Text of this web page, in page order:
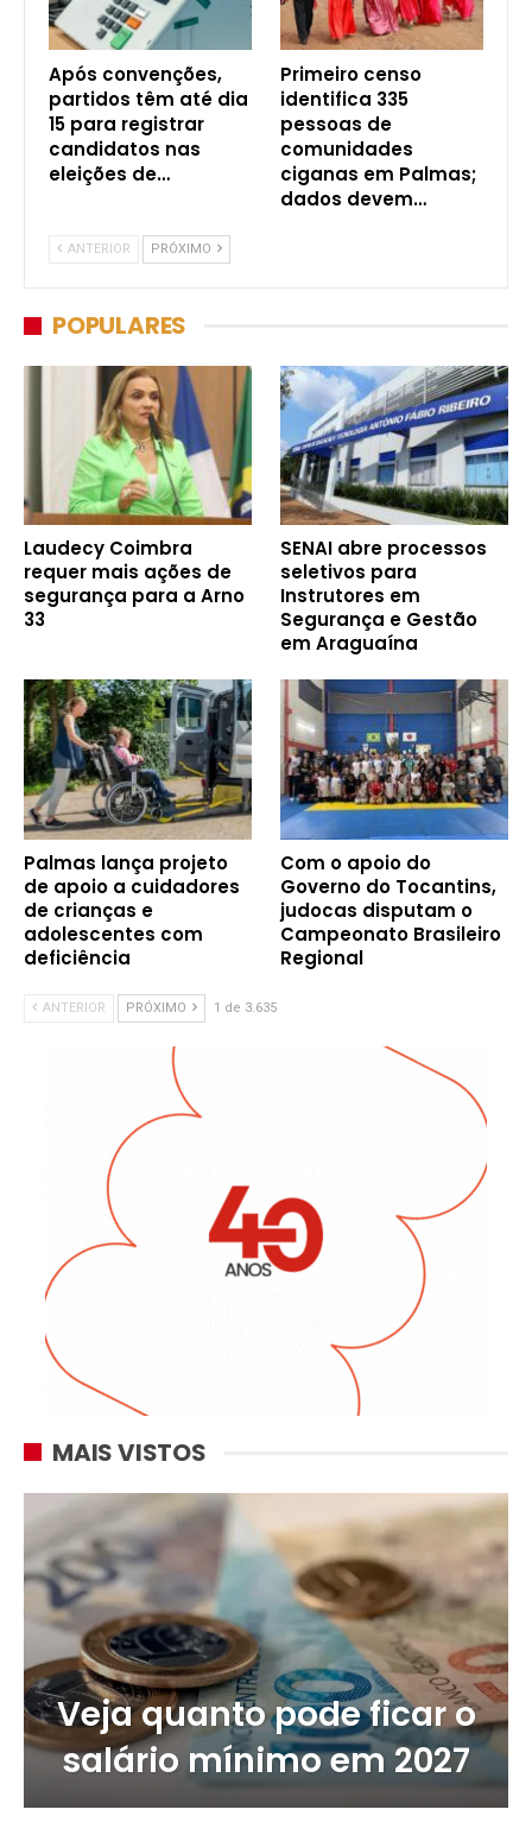
Após convenções,
partidos têm até dia
15 para registrar
candidatos nas
eleições de…
Primeiro censo
identifica 335
pessoas de
comunidades
ciganas em Palmas;
dados devem…
ANTERIOR PRÓXIMO
POPULARES
Laudecy Coimbra
requer mais ações de
segurança para a Arno
33
SENAI abre processos
seletivos para
Instrutores em
Segurança e Gestão
em Araguaína
Palmas lança projeto
de apoio a cuidadores
de crianças e
adolescentes com
deficiência
Com o apoio do
Governo do Tocantins,
judocas disputam o
Campeonato Brasileiro
Regional
ANTERIOR PRÓXIMO 1 de 3.635
MAIS VISTOS
Veja quanto pode ficar o
salário mínimo em 2027